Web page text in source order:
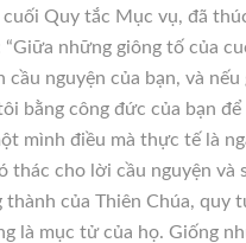
Quy tắc Mục vụ, đã
“Giữa những giông tố của
cầu nguyện của bạn, và
bằng công đức của bạn
mình điều mà thực tế là
thác cho lời cầu nguyện
của Thiên Chúa, quy
là mục tử của họ. Giống